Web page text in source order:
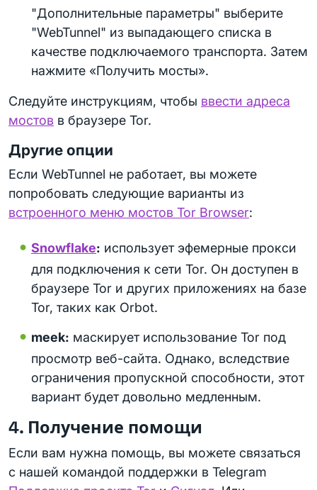
"Дополнительные параметры" выберите
"WebTunnel" из выпадающего списка в
качестве подключаемого транспорта. Затем
нажмите «Получить мосты».
Следуйте инструкциям, чтобы ввести адреса
мостов в браузере Tor.
Другие опции
Если WebTunnel не работает, вы можете
попробовать следующие варианты из
встроенного меню мостов Tor Browser:
Snowflake: использует эфемерные прокси
для подключения к сети Tor. Он доступен в
браузере Tor и других приложениях на базе
Tor, таких как Orbot.
meek: маскирует использование Tor под
просмотр веб-сайта. Однако, вследствие
ограничения пропускной способности, этот
вариант будет довольно медленным.
4. Получение помощи
Если вам нужна помощь, вы можете связаться
с нашей командой поддержки в Telegram